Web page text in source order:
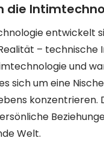
die
entwickelt
–
und
sich um eine
konzentrieren.
Welt.